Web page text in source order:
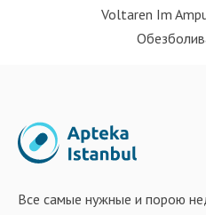
Voltaren Im
Все самые нужные и порою